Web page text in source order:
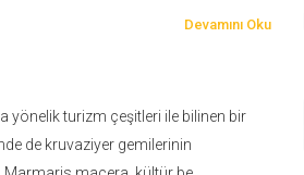
Devamını Oku
yönelik turizm çeşitleri ile bilinen bir
de kruvaziyer gemilerinin